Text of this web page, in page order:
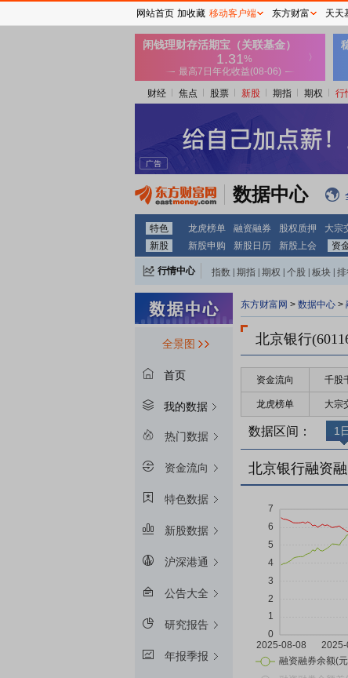
财经 焦点 股票 新股 期指 期权 行
数据中心
特色 龙虎榜单 融资融券 股权质押 大宗
新股
新股申购 新股日历 新股上会 资
行情中心 指数 期指 期权 个股 板块
全景图
首页
我的数据
热门数据
资金流向
特色数据
新股数据
沪深港通
公告大全
研究报告
年报季报
东方财富网 > 数据中心 >
北京银行
资金流向 千股
龙虎榜单 大宗
数据区间： 1
北京银行融资
网站首页 加收藏 移动客户端 东方财富 天天